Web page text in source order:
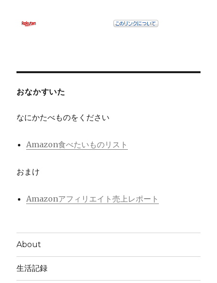
おなかすいた
なにかたべものをください
Amazon食べたいものリスト
おまけ
Amazonアフィリエイト売上レポート
About
生活記録